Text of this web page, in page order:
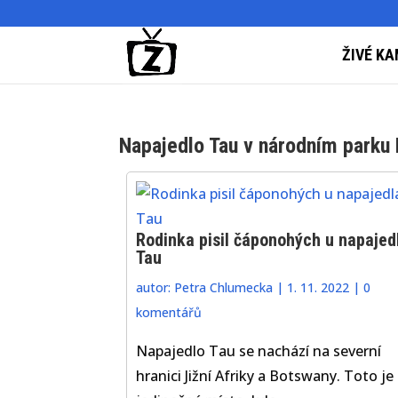
ŽIVÉ
Napajedlo Tau v národním
Rodinka pisil čáponohých u
Tau
autor: Petra Chlumecka| 1. 11. 2022| 0
komentářů
Napajedlo Tau se nachází na severní
hranici Jižní Afriky a Botswany. Toto je